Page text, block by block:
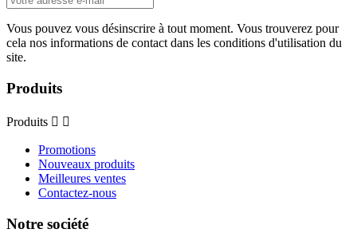
Vous pouvez vous désinscrire à tout moment. Vous trouverez pour
cela nos informations de contact dans les conditions d'utilisation du
site.
Produits
Produits  
Promotions
Nouveaux produits
Meilleures ventes
Contactez-nous
Notre société